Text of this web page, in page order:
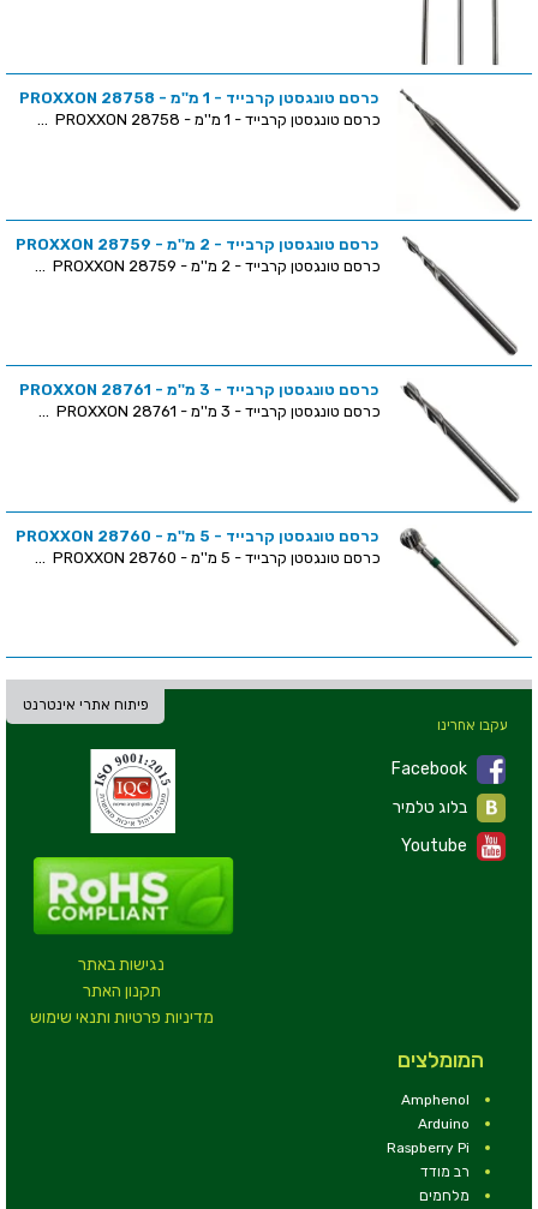
כרסם טונגסטן קרבייד - 1 מ''מ - PROXXON 28758
כרסם טונגסטן קרבייד - 1 מ''מ - PROXXON 28758 ...
כרסם טונגסטן קרבייד - 2 מ''מ - PROXXON 28759
כרסם טונגסטן קרבייד - 2 מ''מ - PROXXON 28759 ...
כרסם טונגסטן קרבייד - 3 מ''מ - PROXXON 28761
כרסם טונגסטן קרבייד - 3 מ''מ - PROXXON 28761 ...
כרסם טונגסטן קרבייד - 5 מ''מ - PROXXON 28760
כרסם טונגסטן קרבייד - 5 מ''מ - PROXXON 28760 ...
פיתוח אתרי אינטרנט
נגישות באתר
תקנון האתר
מדיניות פרטיות ותנאי שימוש
עקבו אחרינו
Facebook
Youtube
המומלצים
Amphenol
Arduino
Raspberry Pi
רב מודד
מלחמים